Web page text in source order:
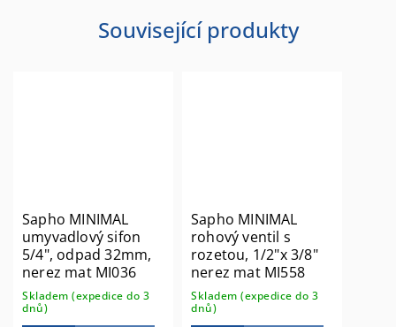
Související produkty
Sapho MINIMAL
umyvadlový sifon
5/4", odpad 32mm,
nerez mat MI036
Skladem (expedice do 3
dnů)
Sapho MINIMAL
rohový ventil s
rozetou, 1/2"x 3/8"
nerez mat MI558
Skladem (expedice do 3
dnů)